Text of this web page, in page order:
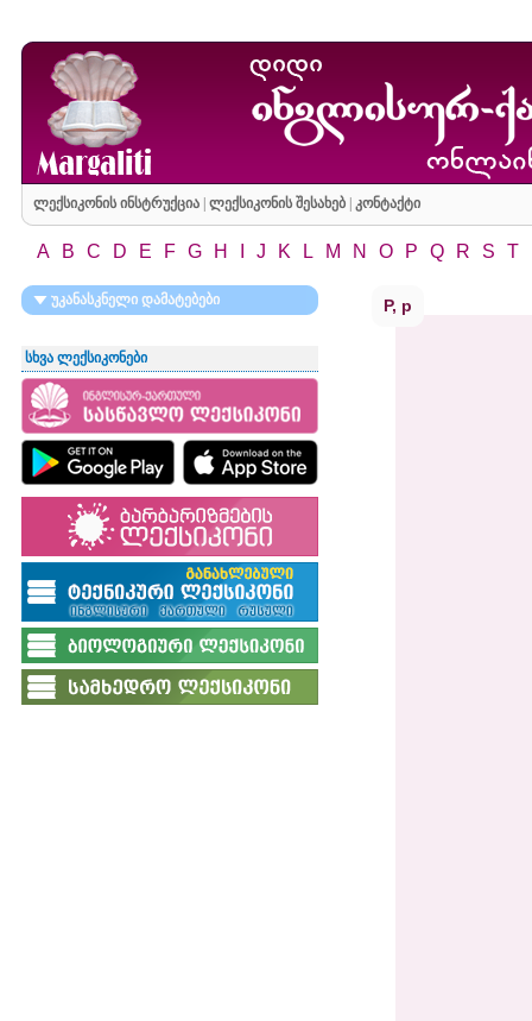
ლექსიკონის ინსტრუქცია| ლექსიკონის შესახებ| კონტაქტი
A B C D E F G H J K L M N O P Q R S T
უკანასკნელი დამატებები
სხვა ლექსიკონები
P, p